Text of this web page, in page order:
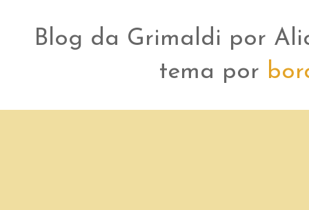
Blog da Grimaldi por
tema por